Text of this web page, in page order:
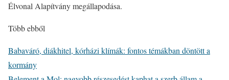
Élvonal Alapítvány megállapodása.
Több ebből
Babaváró, diákhitel, kórházi klímák: fontos témákban döntött a
kormány